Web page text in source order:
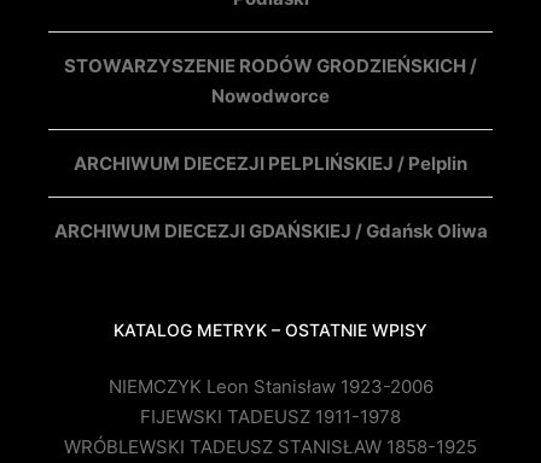
STOWARZYSZENIE RODÓW GRODZIEŃSKICH /
Nowodworce
ARCHIWUM DIECEZJI PELPLIŃSKIEJ / Pelplin
ARCHIWUM DIECEZJI GDAŃSKIEJ / Gdańsk Oliwa
KATALOG METRYK – OSTATNIE WPISY
NIEMCZYK Leon Stanisław 1923-2006
FIJEWSKI TADEUSZ 1911-1978
WRÓBLEWSKI TADEUSZ STANISŁAW 1858-1925